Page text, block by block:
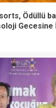
Ödüllü
Gecesine